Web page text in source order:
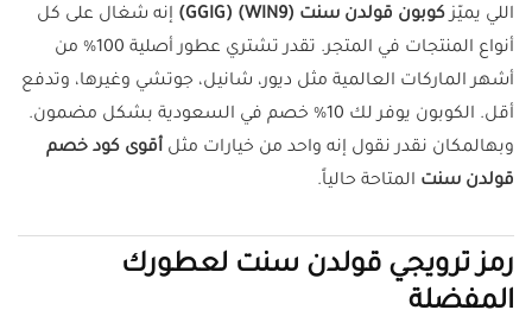
اللي يميّزكوبون قولدن سنت (WIN9) (GGIG)
إنه شغال على كل
أنواع المنتجات في المتجر. تقدر تشتري عطور أصلية 100% من
أشهر الماركات العالمية مثل ديور، شانيل، جوتشي وغيرها، وتدفع
أقل. الكوبون يوفر لك 10% خصم في السعودية بشكل مضمون.
وبهالمكان نقدر نقول إنه واحد من خيارات مثل أقوى كود خصم
قولدن سنت المتاحة حالياً.
رمز ترويجي قولدن سنت لعطورك
المفضلة